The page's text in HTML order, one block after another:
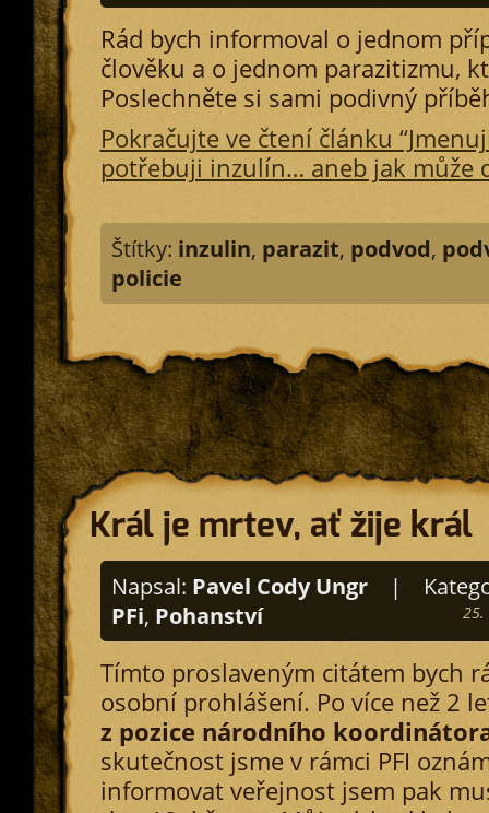
Rád bych informoval o jednom
člověku a o jednom parazitizmu,
Poslechněte si sami podivný
Pokračujte ve čtení článku
potřebuji inzulín… aneb jak může
Štítky: inzulin, parazit, podvod,
policie
Král je mrtev, ať žije král
Napsal: Pavel Cody Ungr |
PFi, Pohanství 25.
Tímto proslaveným citátem bych
osobní prohlášení. Po více než 2
z pozice národního
skutečnost jsme v rámci PFI
informovat veřejnost jsem pak